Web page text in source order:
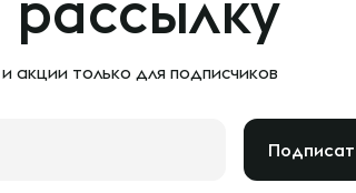
акции только для подписчиков